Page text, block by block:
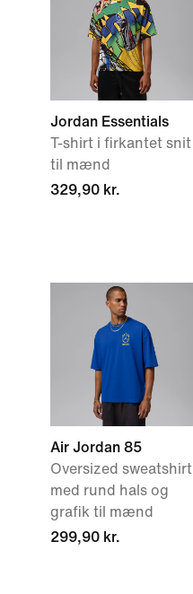
Jordan Essentials
T-shirt i firkantet snit
til mænd
329,90 kr.
Air Jordan 85
Oversized sweatshirt
med rund hals og
grafik til mænd
299,90 kr.